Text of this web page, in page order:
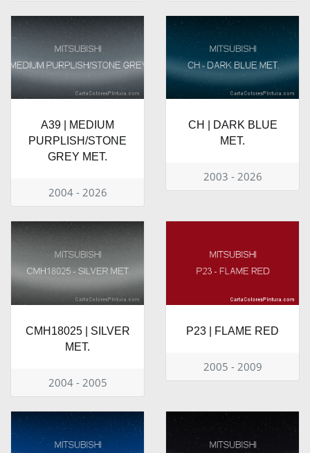
A39 | MEDIUM
PURPLISH/STONE
GREY MET.
2004 - 2026
CH | DARK BLUE
MET.
2003 - 2026
CMH18025 | SILVER
MET.
2004 - 2005
P23 | FLAME RED
2005 - 2009